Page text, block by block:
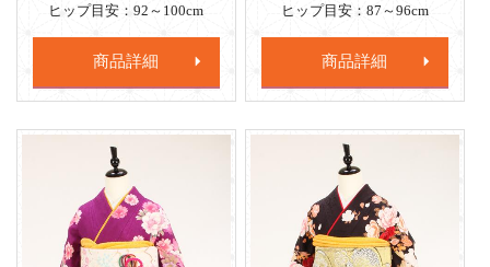
ヒップ目安：92～100cm
商品詳細
ヒップ目安：87～96cm
商品詳細